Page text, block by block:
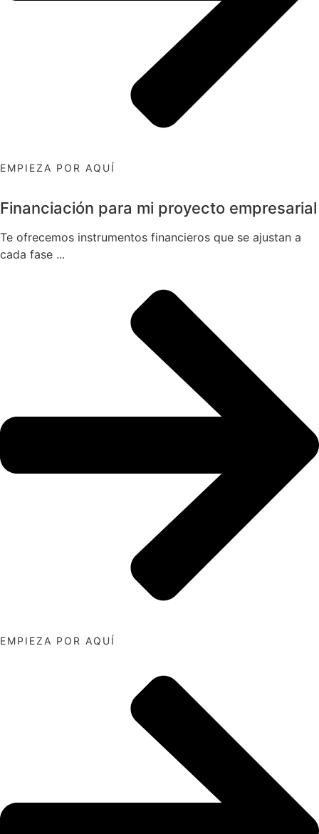
EMPIEZA POR AQUÍ
Financiación para mi proyecto empresarial
Te ofrecemos instrumentos financieros que se ajustan a
cada fase ...
EMPIEZA POR AQUÍ